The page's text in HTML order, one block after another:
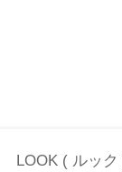
LOOK ( ルッ